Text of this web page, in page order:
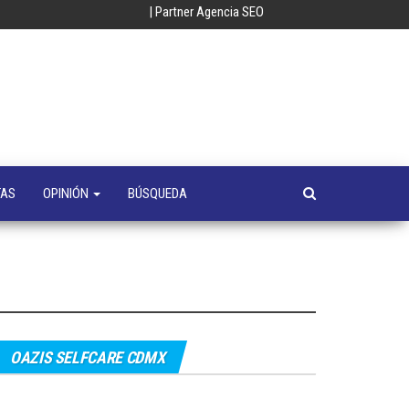
| Partner Agencia SEO
OPINIÓN BÚSQUEDA
OAZIS SELFCARE CDMX